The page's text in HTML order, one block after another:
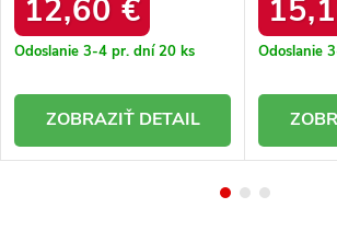
12,60 €
Odoslanie 3-4 pr. dní20 ks
DETAIL
Odoslanie